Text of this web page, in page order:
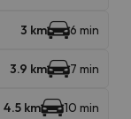
3 km 6 min
3.9 km 7 min
4.5 km 10 min